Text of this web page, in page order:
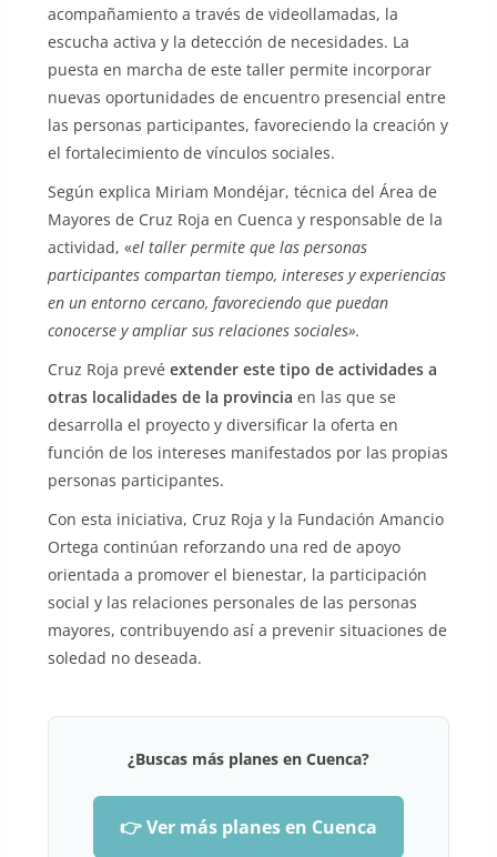
acompañamiento a través de videollamadas, la
escucha activa y la detección de necesidades. La
puesta en marcha de este taller permite incorporar
nuevas oportunidades de encuentro presencial entre
las personas participantes, favoreciendo la creación y
el fortalecimiento de vínculos sociales.
Según explica Miriam Mondéjar, técnica del Área de
Mayores de Cruz Roja en Cuenca y responsable de la
actividad, «el taller permite que las personas
participantes compartan tiempo, intereses y experiencias
en un entorno cercano, favoreciendo que puedan
conocerse y ampliar sus relaciones sociales».
Cruz Roja prevé extender este tipo de actividades a
otras localidades de la provincia en las que se
desarrolla el proyecto y diversificar la oferta en
función de los intereses manifestados por las propias
personas participantes.
Con esta iniciativa, Cruz Roja y la Fundación Amancio
Ortega continúan reforzando una red de apoyo
orientada a promover el bienestar, la participación
social y las relaciones personales de las personas
mayores, contribuyendo así a prevenir situaciones de
soledad no deseada.
¿Buscas más planes en Cuenca?
👉 Ver más planes en Cuenca